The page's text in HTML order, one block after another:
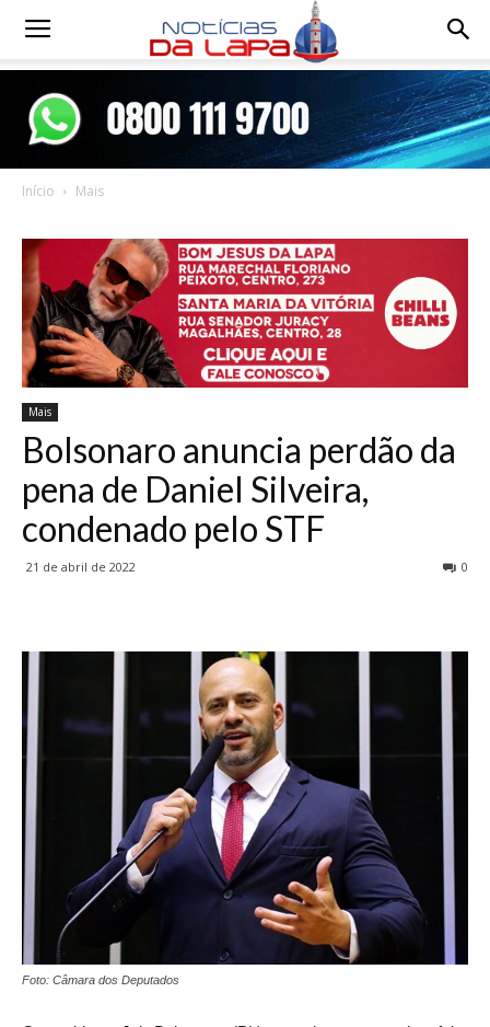
Notícias
Início Mais
Mais
Bolsonaro anuncia perdão da
pena de Daniel Silveira,
condenado pelo STF
21 de abril de 2022 0
Foto: Câmara dos Deputados